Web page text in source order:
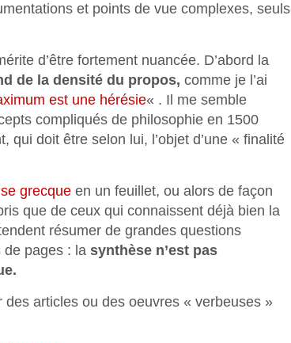
et points de vue complexes, seuls
d’être fortement nuancée. D’abord la
de la densité du propos, comme je l’ai
est une hérésie« . Il me semble
compliqués de philosophie en 1500
qui doit être selon lui, l’objet d’une « finalité
grecque en un feuillet, ou alors de façon
que de ceux qui connaissent déjà bien la
résumer de grandes questions
de pages : la synthèse n’est pas
articles ou des oeuvres « verbeuses »